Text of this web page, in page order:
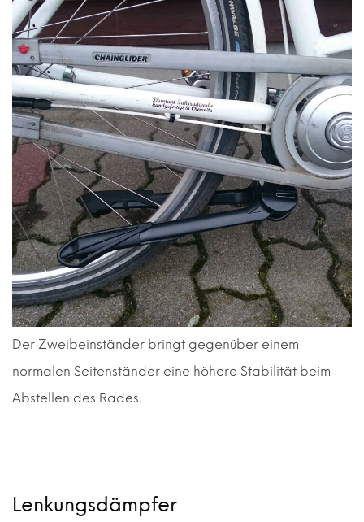
Der Zweibeinständer bringt gegenüber einem
normalen Seitenständer eine höhere Stabilität beim
Abstellen des Rades.
Lenkungsdämpfer